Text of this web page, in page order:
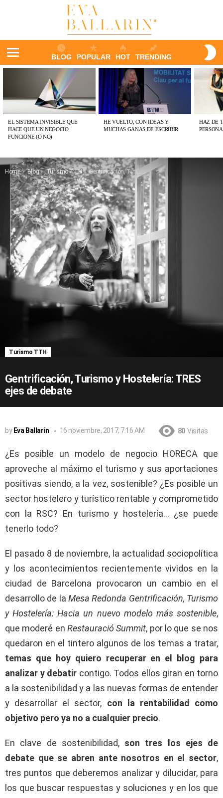
BLOG POPULAR HOT TRENDING
PUBLICACIONES
EL SISTEMA INVISIBLE QUE
HACE QUE UN NEGOCIO
FUNCIONE (O NO)
HE VUELTO, CON IDEAS Y
MUCHAS GANAS DE ESCRIBIR
HAZ DE
You are here:
Home Blog Turismo TTH Gentrificación, Turismo y Hostelería: TRES ejes de debate
Turismo TTH
Gentrificación, Turismo y Hostelería: TRES
ejes de debate
by Eva Ballarin 16 noviembre, 2017, 7:16 AM 80 Visitas
¿Es posible un modelo de negocio HORECA que
aproveche al máximo el turismo y sus aportaciones
positivas siendo, a la vez, sostenible? ¿Es posible un
sector hostelero y turístico rentable y comprometido
con la RSC? En turismo y hostelería… ¿se puede
tenerlo todo?
El pasado 8 de noviembre, la actualidad sociopolítica
y los acontecimientos recientemente vividos en la
ciudad de Barcelona provocaron un cambio en el
desarrollo de la Mesa Redonda Gentrificación, Turismo
y Hostelería: Hacia un nuevo modelo más sostenible,
que moderé en Restauració Summit, por lo que se nos
quedaron en el tintero algunos de los temas a tratar,
temas que hoy quiero recuperar en el blog para
analizar y debatir contigo. Todos ellos giran en torno
a la sostenibilidad y a las nuevas formas de entender
y desarrollar el sector, con la rentabilidad como
objetivo pero ya no a cualquier precio.
En clave de sostenibilidad, son tres los ejes de
debate que se abren ante nosotros en el sector,
tres puntos que deberemos analizar y dilucidar, para
los que buscar respuestas y soluciones y en los que